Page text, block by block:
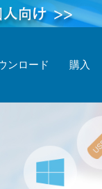
ンロード 購入